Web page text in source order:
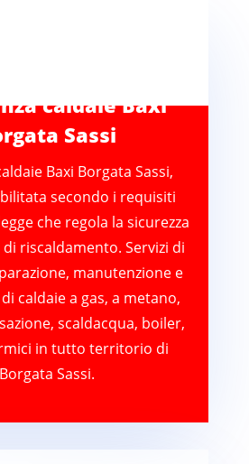
caldaie Baxi
Sassi
Baxi Borgata Sassi,
secondo i requisiti
che regola la sicurezza
riscaldamento. Servizi di
manutenzione e
caldaie a gas, a metano,
scaldacqua, boiler,
in tutto territorio di
Borgata Sassi.